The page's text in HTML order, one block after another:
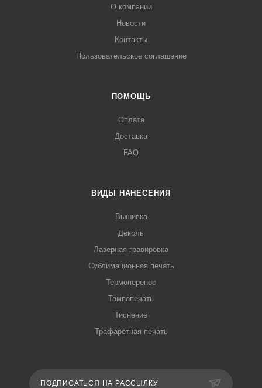
О компании
Новости
Контакты
Пользовательское соглашение
ПОМОЩЬ
Оплата
Доставка
FAQ
ВИДЫ НАНЕСЕНИЯ
Вышивка
Деколь
Лазерная гравировка
Сублимационная печать
Термоперенос
Тампопечать
Тиснение
Трафаретная печать
ПОДПИСАТЬСЯ НА РАССЫЛКУ